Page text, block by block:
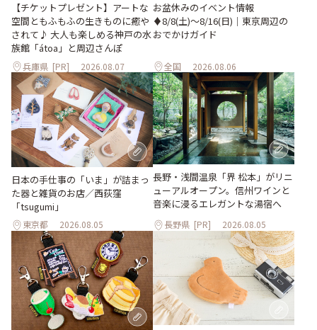
【チケットプレゼント】アートな
空間ともふもふの生きものに癒や
されて♪ 大人も楽しめる神戸の水
族館「átoa」と周辺さんぽ
兵庫県 [PR] 2026.08.07
お盆休みのイベント情報
♦︎8/8(土)〜8/16(日)｜東京周辺の
おでかけガイド
全国 2026.08.06
日本の手仕事の「いま」が詰まっ
た器と雑貨のお店／西荻窪
「tsugumi」
東京都 2026.08.05
長野・浅間温泉「界 松本」がリニ
ューアルオープン。信州ワインと
音楽に浸るエレガントな湯宿へ
長野県 [PR] 2026.08.05